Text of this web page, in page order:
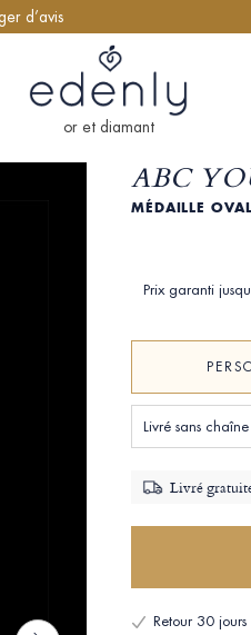
d’avis
or et diamant
ABC
MÉDAILLE
Prix garanti
Livré sans
Livré
Retour 30 jours